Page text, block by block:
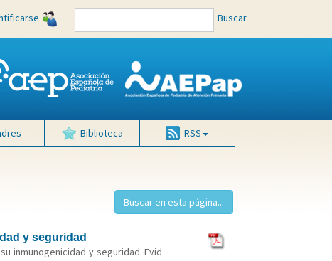
Buscar
Biblioteca RSS
y seguridad
inmunogenicidad y seguridad. Evid